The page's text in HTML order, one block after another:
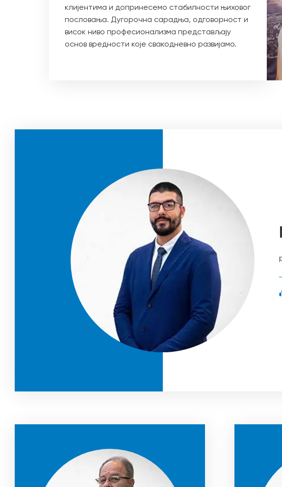
клијентима и допринесемо стабилности њиховог
пословања. Дугорочна сарадња, одговорност и
висок ниво професионализма представљају
основ вредности које свакодневно развијамо.